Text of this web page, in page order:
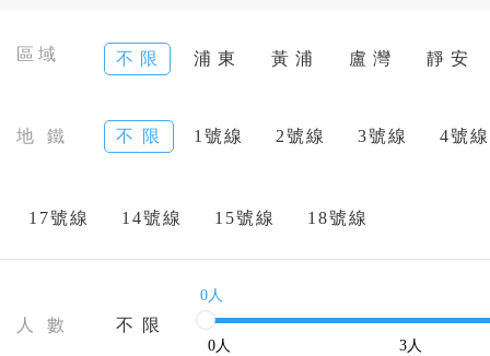
區域 不 限 浦 東 黃 浦 盧 灣 靜 安
地 鐵 不 限 1號線 2號線 3號線 4號線
17號線 14號線 15號線 18號線
人 數 不 限
0人
0人 3人